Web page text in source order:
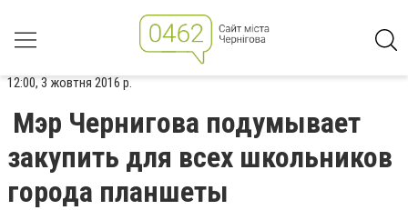
12:00, 3 жовтня 2016 р.
Мэр Чернигова подумывает
закупить для всех школьников
города планшеты